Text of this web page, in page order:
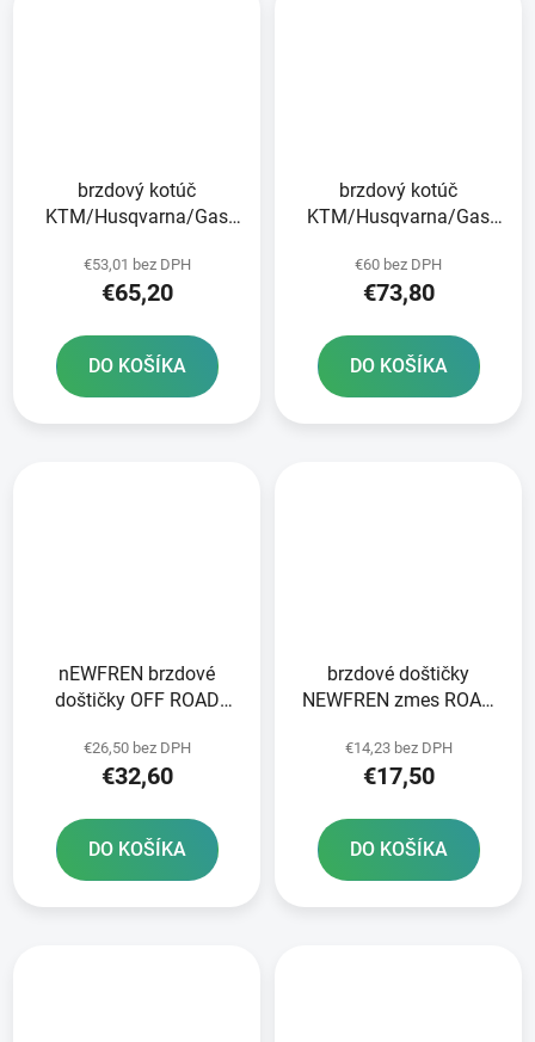
brzdový kotúč
KTM/Husqvarna/Gas
€53,01 bez DPH
€65,20
DO KOŠÍKA
brzdový kotúč
KTM/Husqvarna/Gas
€60 bez DPH
€73,80
DO KOŠÍKA
nEWFREN brzdové
doštičky OFF ROAD
balení
€26,50 bez DPH
€32,60
DO KOŠÍKA
brzdové doštičky
NEWFREN zmes ROAD
v balení
€14,23 bez DPH
€17,50
DO KOŠÍKA